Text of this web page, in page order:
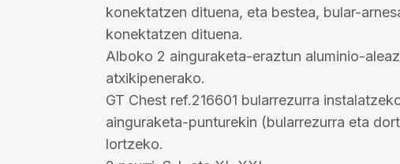
konektatzen dituena, eta bestea, bular-
konektatzen dituena.
Alboko 2 ainguraketa-eraztun aluminio-
atxikipenerako.
GT Chest ref.216601 bularrezurra
ainguraketa-punturekin (bularrezurra eta
lortzeko.